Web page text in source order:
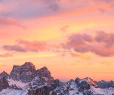
- Dolomiti